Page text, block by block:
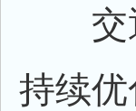
交通
持续